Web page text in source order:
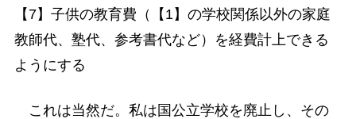
【7】子供の教育費（【1】の学校関係以外の家庭
教師代、塾代、参考書代など）を経費計上できる
ようにする
これは当然だ。私は国公立学校を廃止し、その